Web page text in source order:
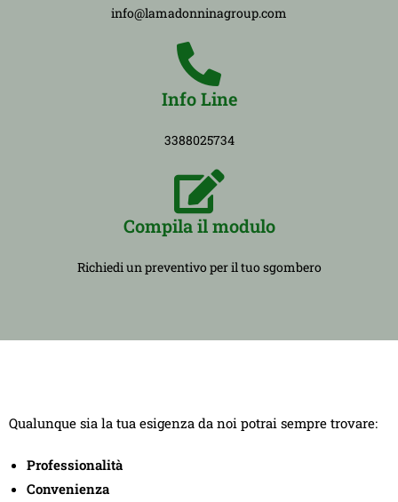
info@lamadonninagroup.com
Info Line
3388025734
Compila il modulo
Richiedi un preventivo per il tuo sgombero
Qualunque sia la tua esigenza da noi potrai sempre trovare:
Professionalità
Convenienza